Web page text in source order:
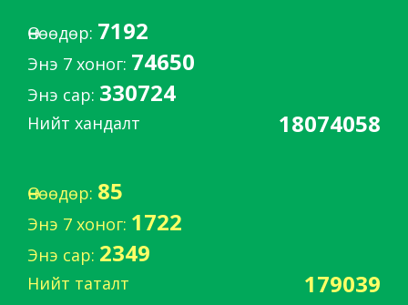
Өнөөдөр: 7192
Энэ 7 хоног: 74650
Энэ сар: 330724
Нийт хандалт 18074058
Өнөөдөр: 85
Энэ 7 хоног: 1722
Энэ сар: 2349
Нийт таталт 179039